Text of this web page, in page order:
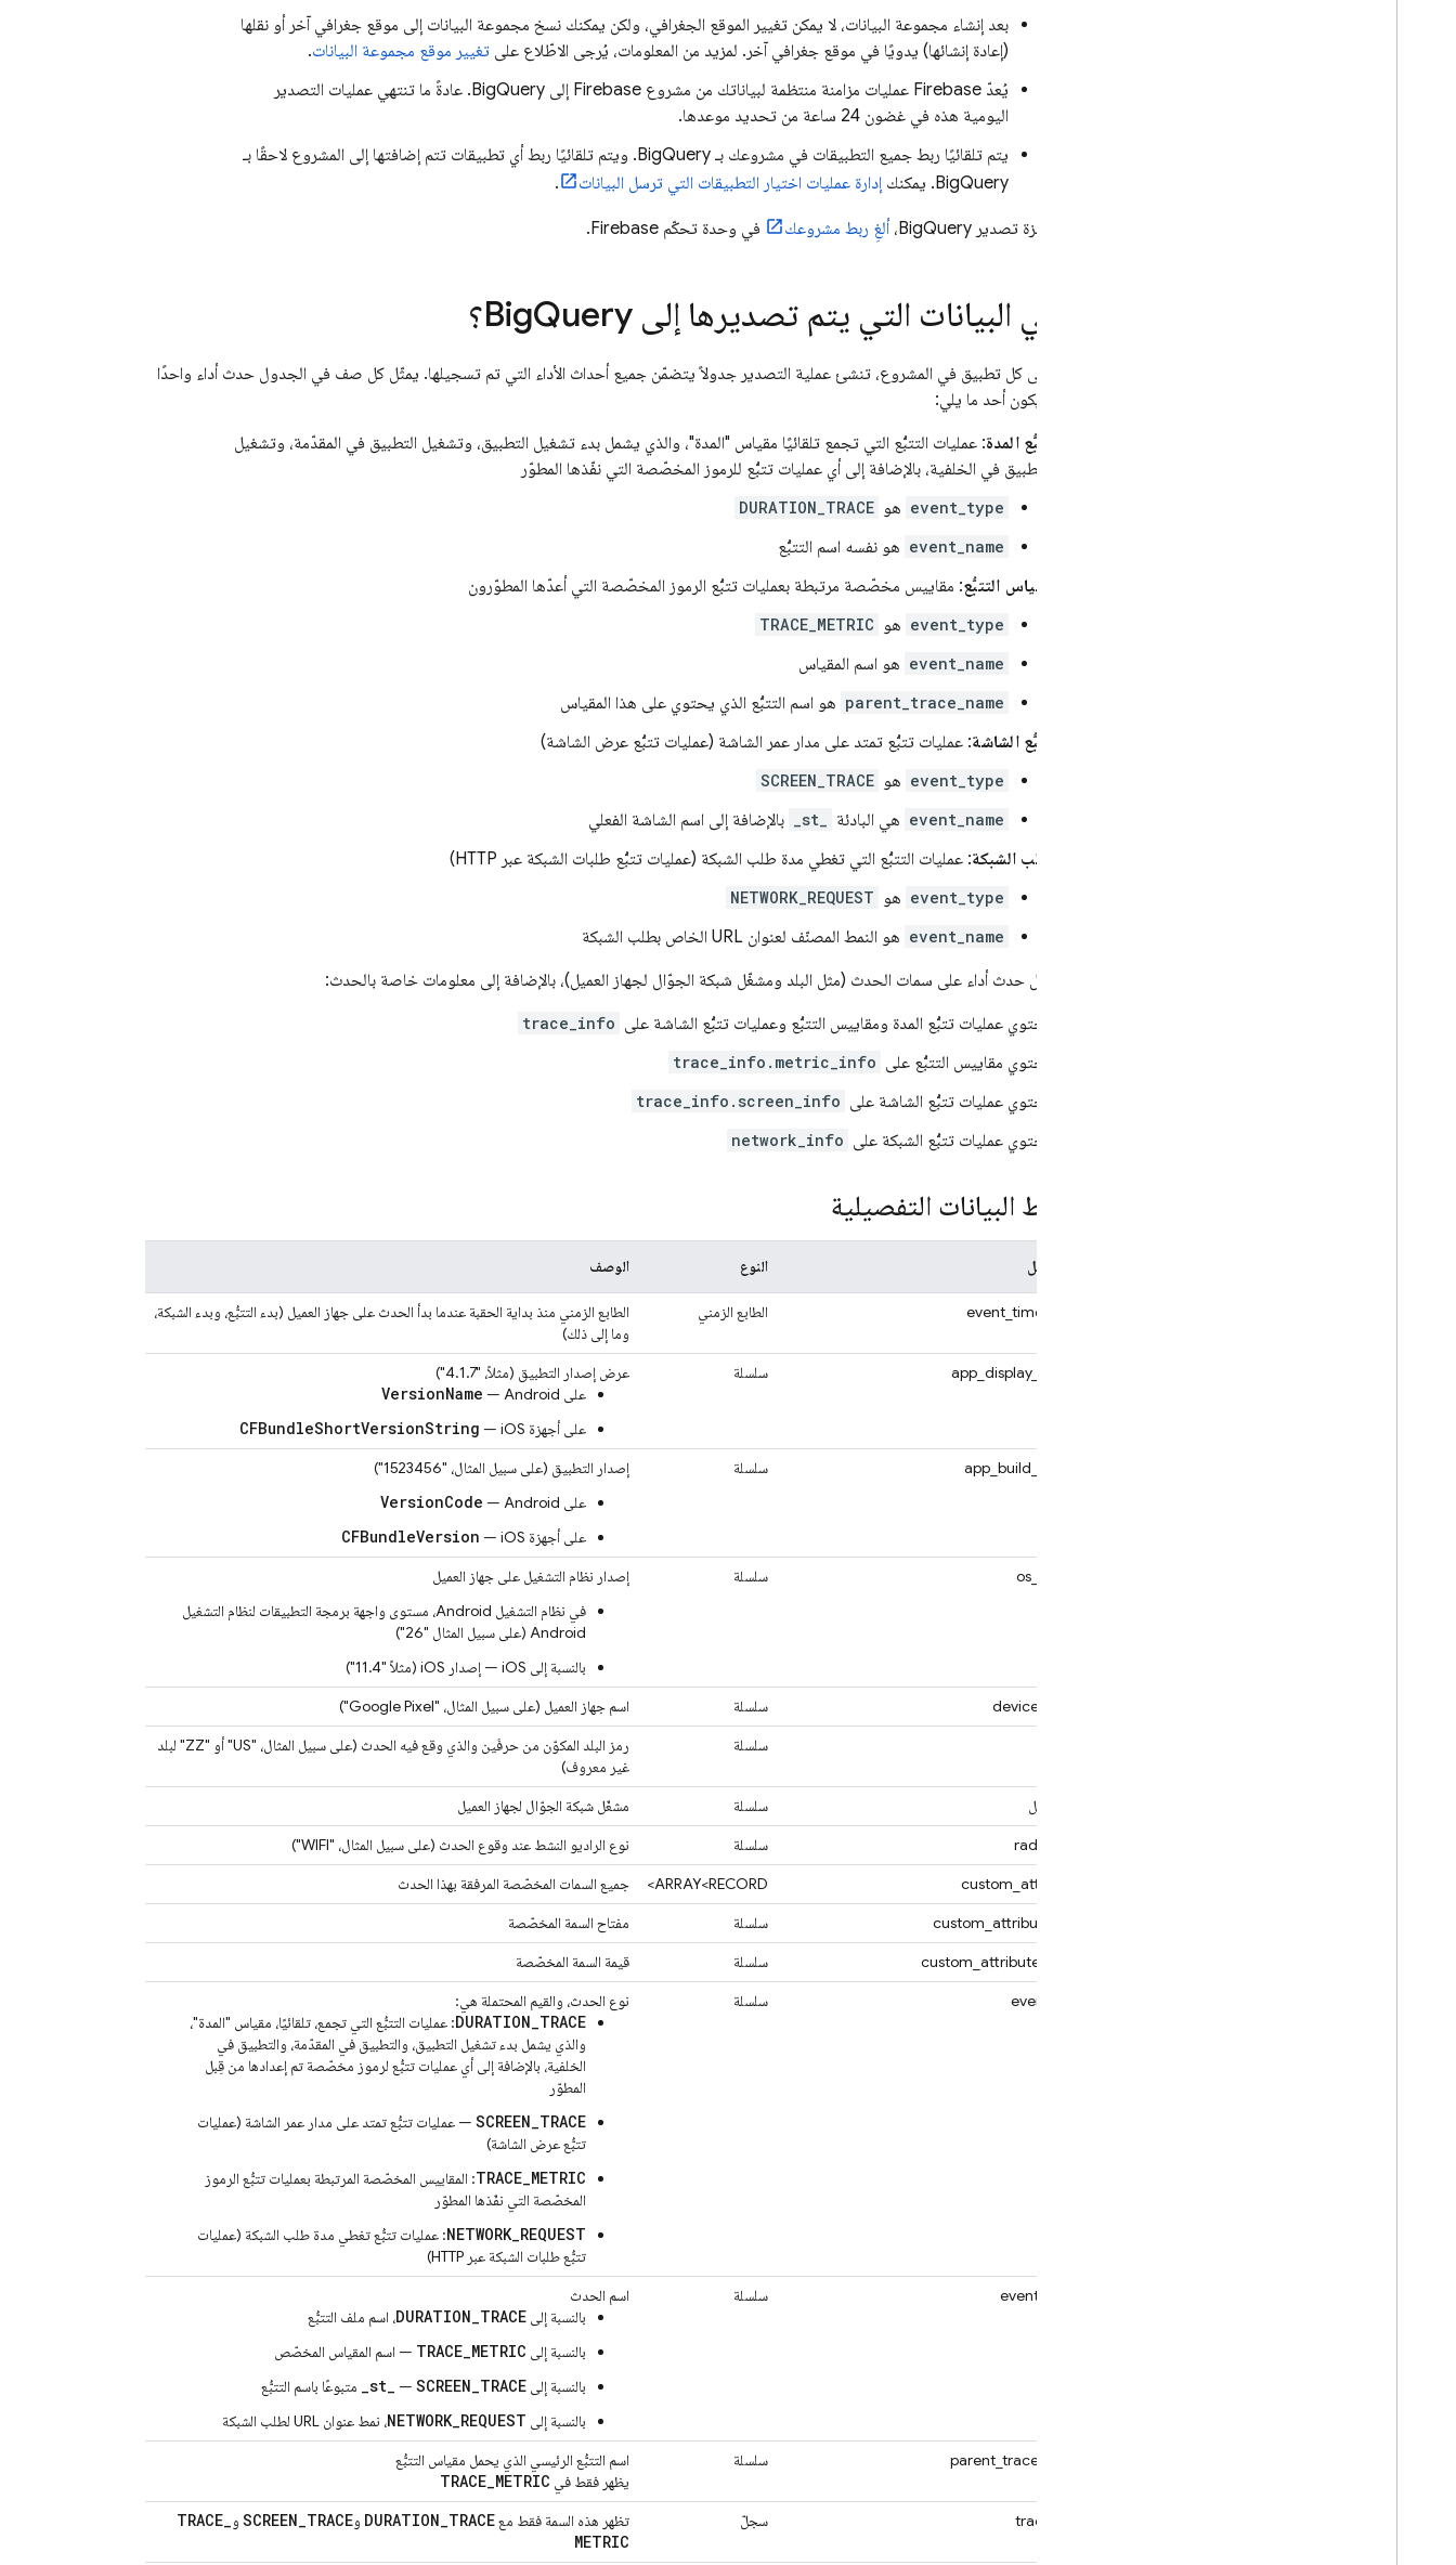
بعد إنشاء مجموعة البيانات، لا يمكن تغيير الموقع الجغرافي، ولكن يمكنك نسخ مجموعة البيانات إلى موقع جغرافي آخر أو نقلها
(إعادة إنشائها) يدويًا في موقع جغرافي آخر. لمزيد من المعلومات، يُرجى الاطّلاع على تغيير موقع مجموعة البيانات.
يُعدّ Firebase عمليات مزامنة منتظمة لبياناتك من مشروع Firebase إلى
BigQuery. عادةً ما تنتهي عمليات التصدير
اليومية هذه في غضون 24 ساعة من تحديد موعدها.
يتم تلقائيًا ربط جميع التطبيقات في مشروعك بـ BigQuery. ويتم تلقائيًا ربط أي تطبيقات تتم إضافتها إلى المشروع لاحقًا بـ
BigQuery. يمكنك إدارة عمليات اختيار التطبيقات التي ترسل البيانات .
لإيقاف ميزة تصدير BigQuery، ألغِ ربط مشروعك في وحدة تحكّم Firebase
.
ما هي البيانات التي يتم تصديرها إلى BigQuery ؟
بالنسبة إلى كل تطبيق في المشروع، تنشئ عملية التصدير جدولاً يتضمّن جميع أحداث الأداء التي تم تسجيلها. يمثّل كل صف في الجدول حدث أداء واحدًا
يمكن أن يكون أحد ما يلي:
تتبُّع المدة: عمليات التتبُّع التي تجمع تلقائيًا مقياس "المدة"، والذي يشمل بدء تشغيل التطبيق، وتشغيل التطبيق في المقدّمة، وتشغيل
التطبيق في الخلفية، بالإضافة إلى أي عمليات تتبُّع للرموز المخصّصة التي نفّذها المطوّر
event_type هو DURATION_TRACE
event_name هو نفسه اسم التتبُّع
مقياس التتبُّع: مقاييس مخصّصة مرتبطة بعمليات تتبُّع الرموز المخصّصة التي أعدّها المطوّرون
event_type هو TRACE_METRIC
event_name هو اسم المقياس
parent_trace_name هو اسم التتبُّع الذي يحتوي على هذا المقياس
تتبُّع الشاشة: عمليات تتبُّع تمتد على مدار عمر الشاشة (عمليات تتبُّع عرض الشاشة)
event_type هو SCREEN_TRACE
event_name هي البادئة _st_
بالإضافة إلى اسم الشاشة الفعلي
طلب الشبكة: عمليات التتبُّع التي تغطي مدة طلب الشبكة (عمليات تتبُّع طلبات الشبكة عبر HTTP)
event_type هو NETWORK_REQUEST
event_name هو النمط المصنّف لعنوان URL الخاص بطلب الشبكة
يحتوي كل حدث أداء على سمات الحدث (مثل البلد ومشغّل شبكة الجوّال لجهاز العميل)، بالإضافة إلى معلومات خاصة بالحدث:
تحتوي عمليات تتبُّع المدة ومقاييس التتبُّع وعمليات تتبُّع الشاشة على trace_info
تحتوي مقاييس التتبُّع على trace_info.metric_info
تحتوي عمليات تتبُّع الشاشة على trace_info.screen_info
تحتوي عمليات تتبُّع الشبكة على network_info
مخطط البيانات التفصيلية
اسم الحقل النوع الوصف
event_timestamp الطابع الزمني
الطابع الزمني منذ بداية الحقبة عندما بدأ الحدث على جهاز العميل (بدء التتبُّع، وبدء الشبكة،
وما إلى ذلك)
app_display_version
سلسلة
عرض إصدار التطبيق (مثلاً، "4.1.7")
على Android —
VersionName
على أجهزة iOS — CFBundleShortVersionString
app_build_version سلسلة
إصدار التطبيق (على سبيل المثال، "1523456")
على Android —
VersionCode
على أجهزة iOS — CFBundleVersion
os_version سلسلة
إصدار نظام التشغيل على جهاز العميل
في نظام التشغيل Android، مستوى واجهة برمجة التطبيقات لنظام التشغيل
Android (على سبيل المثال "26")
بالنسبة إلى iOS — إصدار iOS (مثلاً "11.4")
device_name
سلسلة
اسم جهاز العميل (على سبيل المثال، "Google Pixel")
سلسلة
رمز البلد المكوّن من حرفَين والذي وقع فيه الحدث (على سبيل المثال، "US" أو "ZZ" لبلد
غير معروف)
شركة النقل
سلسلة
مشغّل شبكة الجوّال لجهاز العميل
radio_type
سلسلة
نوع الراديو النشط عند وقوع الحدث (على سبيل المثال، "WIFI")
custom_attributes
ARRAY<RECORD>
جميع السمات المخصّصة المرفقة بهذا الحدث
custom_attributes.key
سلسلة
مفتاح السمة المخصّصة
custom_attributes.value
سلسلة
قيمة السمة المخصّصة
event_type
سلسلة نوع الحدث، والقيم المحتملة هي:
DURATION_TRACE: عمليات التتبُّع التي تجمع، تلقائيًا، مقياس "المدة"،
والذي يشمل بدء تشغيل التطبيق، والتطبيق في المقدّمة، والتطبيق في
الخلفية، بالإضافة إلى أي عمليات تتبُّع لرموز مخصّصة تم إعدادها من قِبل
المطوّر
SCREEN_TRACE — عمليات تتبُّع تمتد على مدار عمر الشاشة (عمليات
تتبُّع عرض الشاشة)
TRACE_METRIC: المقاييس المخصّصة المرتبطة بعمليات تتبُّع الرموز
المخصّصة التي نفّذها المطوّر
NETWORK_REQUEST: عمليات تتبُّع تغطي مدة طلب الشبكة (عمليات
تتبُّع طلبات الشبكة عبر HTTP)
event_name
سلسلة
اسم الحدث
بالنسبة إلى DURATION_TRACE، اسم ملف التتبُّع
بالنسبة إلى TRACE_METRIC — اسم المقياس المخصّص
بالنسبة إلى SCREEN_TRACE
—
_st_ متبوعًا باسم التتبُّع
بالنسبة إلى NETWORK_REQUEST، نمط عنوان URL لطلب الشبكة
parent_trace_name
سلسلة
اسم التتبُّع الرئيسي الذي يحمل مقياس التتبُّع
يظهر فقط في
TRACE_METRIC
trace_info سجلّ تظهر هذه السمة فقط مع DURATION_TRACE و SCREEN_TRACE و TRACE_
METRIC